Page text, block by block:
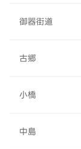
御器街道
古郷
小橋
中島